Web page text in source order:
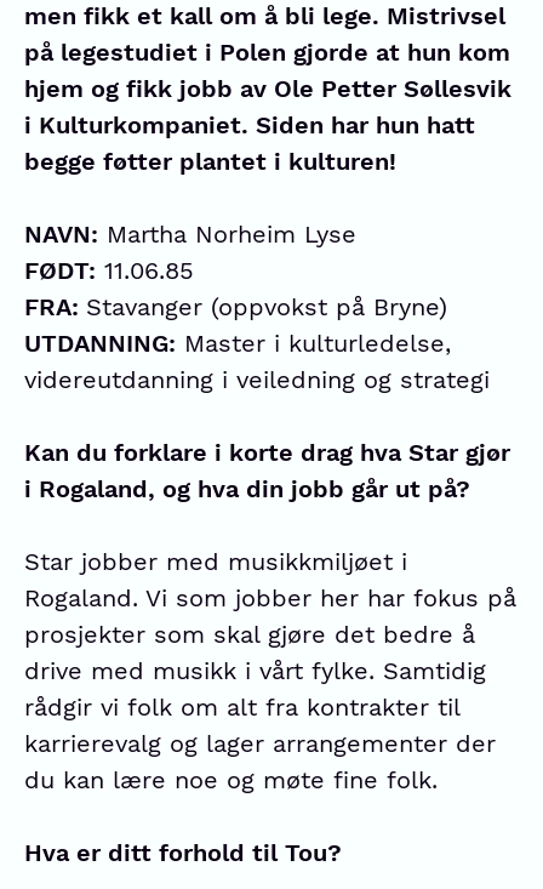
men fikk et kall om å bli lege. Mistrivsel
på legestudiet i Polen gjorde at hun kom
hjem og fikk jobb av Ole Petter Søllesvik
i Kulturkompaniet. Siden har hun hatt
begge føtter plantet i kulturen!
NAVN: Martha Norheim Lyse
FØDT: 11.06.85
FRA: Stavanger (oppvokst på Bryne)
UTDANNING: Master i kulturledelse,
videreutdanning i veiledning og strategi
Kan du forklare i korte drag hva Star gjør
i Rogaland, og hva din jobb går ut på?
Star jobber med musikkmiljøet i
Rogaland. Vi som jobber her har fokus på
prosjekter som skal gjøre det bedre å
drive med musikk i vårt fylke. Samtidig
rådgir vi folk om alt fra kontrakter til
karrierevalg og lager arrangementer der
du kan lære noe og møte fine folk.
Hva er ditt forhold til Tou?